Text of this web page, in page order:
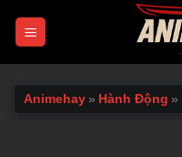
Animehay » Hành Động »